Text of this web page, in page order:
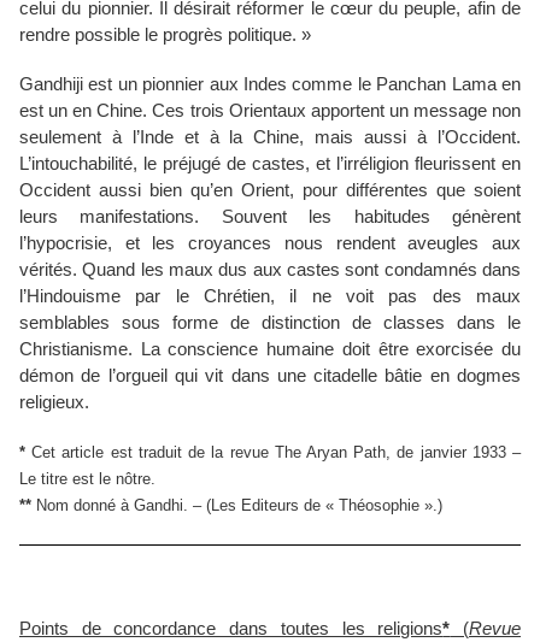
celui du pionnier. Il désirait réformer le cœur du peuple, afin de
rendre possible le progrès politique. »
Gandhiji est un pionnier aux Indes comme le Panchan Lama en
est un en Chine. Ces trois Orientaux apportent un message non
seulement à l’Inde et à la Chine, mais aussi à l’Occident.
L’intouchabilité, le préjugé de castes, et l’irréligion fleurissent en
Occident aussi bien qu’en Orient, pour différentes que soient
leurs manifestations. Souvent les habitudes génèrent
l’hypocrisie, et les croyances nous rendent aveugles aux
vérités. Quand les maux dus aux castes sont condamnés dans
l’Hindouisme par le Chrétien, il ne voit pas des maux
semblables sous forme de distinction de classes dans le
Christianisme. La conscience humaine doit être exorcisée du
démon de l’orgueil qui vit dans une citadelle bâtie en dogmes
religieux.
*Cet article est traduit de la revue The Aryan Path, de janvier 1933 –
Le titre est le nôtre.
** Nom donné à Gandhi. – (Les Editeurs de « Théosophie ».)
Points de concordance dans toutes les religions* (Revue